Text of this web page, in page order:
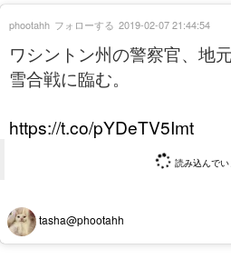
ワシントン州の警察官、地
雪合戦に臨む。
https://t.co/pYDeTV5Imt
読み込んで
tasha@phootahh
phootahh フォローする 2019-02-07 21:44:54